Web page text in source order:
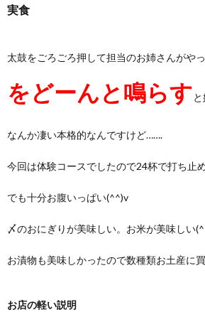
実食
太鼓をごろごろ押して担当のお姉さんがやっ
をどーんと鳴らす
なんか凄い本格的なんですけど…….
今回は体験コースでしたので24杯で打ち止め
でも十分お腹いっぱい(^^)v
〆のおにぎりが美味しい。お米が美味しい
お漬物も美味しかったので数種類お土産に
お店の軽い説明